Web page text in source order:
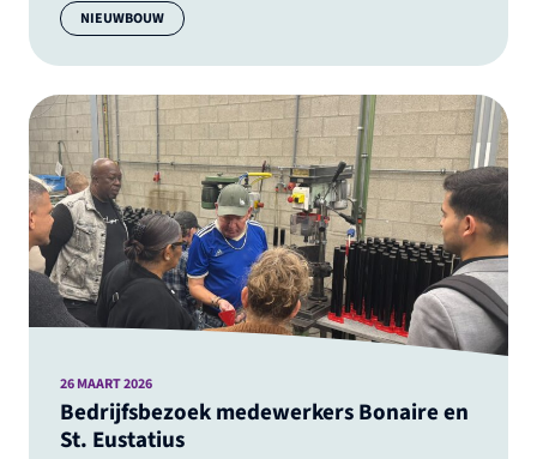
Categorie:
NIEUWBOUW
Bedrijfsbezoek medewerkers Bonaire en
St. Eustatius
26 MAART 2026